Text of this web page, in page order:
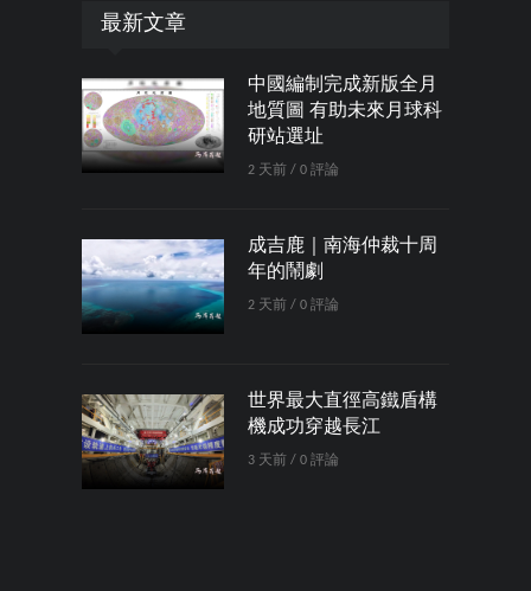
最新文章
中國編制完成新版全月
地質圖 有助未來月球科
研站選址
2 天前 / 0 評論
成吉鹿｜南海仲裁十周
年的鬧劇
2 天前 / 0 評論
世界最大直徑高鐵盾構
機成功穿越長江
3 天前 / 0 評論